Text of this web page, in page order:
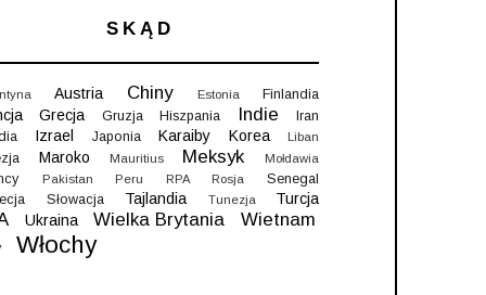
SKĄD
Austria Chiny Estonia Finlandia
Grecja Gruzja Hiszpania Indie
Iran
Izrael Japonia Karaiby Korea Liban
Maroko Mauritius Meksyk Mołdawia
Pakistan Peru RPA Rosja
Senegal
Słowacja Tajlandia Tunezja Turcja
Ukraina Wielka Brytania Wietnam
Włochy